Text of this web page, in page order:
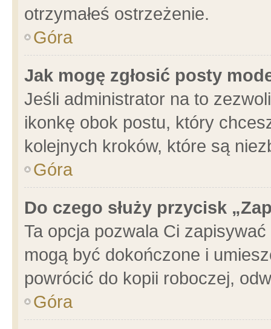
otrzymałeś ostrzeżenie.
Góra
Jak mogę zgłosić posty
Jeśli administrator na to
ikonkę obok postu, który
kolejnych kroków, które są
Góra
Do czego służy przycisk
Ta opcja pozwala Ci
mogą być dokończone i
powrócić do kopii roboczej,
Góra